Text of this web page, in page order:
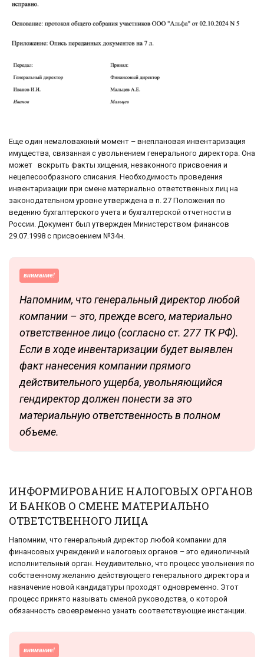
Еще один немаловажный момент – внеплановая инвентаризация
имущества, связанная с увольнением генерального директора. Она
может вскрыть факты хищения, незаконного присвоения и
нецелесообразного списания. Необходимость проведения
инвентаризации при смене материально ответственных лиц на
законодательном уровне утверждена в п. 27 Положения по
ведению бухгалтерского учета и бухгалтерской отчетности в
России. Документ был утвержден Министерством финансов
29.07.1998 с присвоением №34н.
внимание!
Напомним, что генеральный директор любой
компании – это, прежде всего, материально
ответственное лицо (согласно ст. 277 ТК РФ).
Если в ходе инвентаризации будет выявлен
факт нанесения компании прямого
действительного ущерба, увольняющийся
гендиректор должен понести за это
материальную ответственность в полном
объеме.
ИНФОРМИРОВАНИЕ НАЛОГОВЫХ ОРГАНОВ
И БАНКОВ О СМЕНЕ МАТЕРИАЛЬНО
ОТВЕТСТВЕННОГО ЛИЦА
Напомним, что генеральный директор любой компании для
финансовых учреждений и налоговых органов – это единоличный
исполнительный орган. Неудивительно, что процесс увольнения по
собственному желанию действующего генерального директора и
назначение новой кандидатуры проходят одновременно. Этот
процесс принято называть сменой руководства, о которой
обязанность своевременно узнать соответствующие инстанции.
внимание!